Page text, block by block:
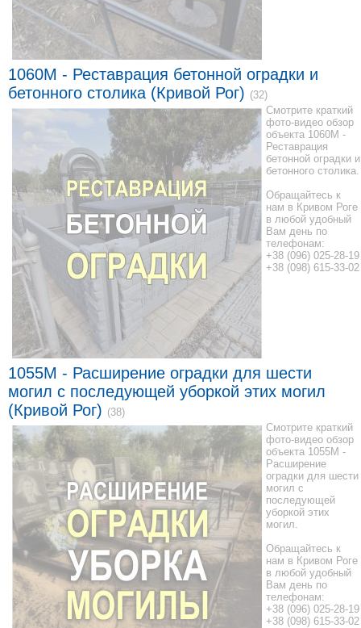
1060M - Реставрация бетонной оградки и
бетонного столика (Кривой Рог) (32)
Смотрите краткий
фото-видео обзор
объекта 1060M -
Реставрация
бетонной оградки и
бетонного столика.
Обращайтесь к
нам в Кривом Роге
в любой удобный
Вам день по
телефонам:
+38 (096) 025-28-19
+38 (098) 615-33-02
1055M - Расширение оградки для шести
могил с последующей уборкой этих могил
(Кривой Рог) (38)
Смотрите краткий
фото-видео обзор
объекта 1055M -
Расширение
оградки для шести
могил с
последующей
уборкой этих
могил.
Обращайтесь к
нам в Кривом Роге
в любой удобный
Вам день по
телефонам:
+38 (096) 025-28-19
+38 (098) 615-33-02